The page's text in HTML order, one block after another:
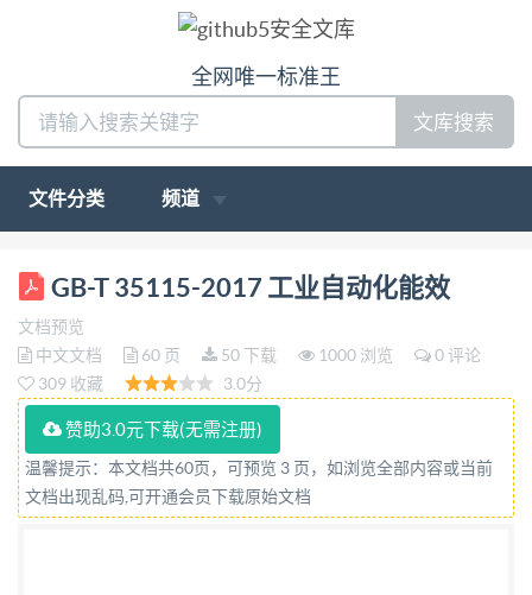
全网唯一标准王
文库搜索
文件分类 频道
ICS 25.040 GB N 10 中华人民共和国国家标准
GB/T35115—2017/IEC/TR62837:2013 工业自动化
能效 Energy efficiency through automation systems
（IEC/TR62837:2013,IDT) 2017-12-29发布 2018-07-
01实施 中华人民共和国国家质量监督检验检疫总局
发布 中国国家标准化管理委员会 中华人民共 和 国 国
家标准 工业自动化能效 GB/T35115—
2017/IEC/TR628372013 * 中国标准出版社出版发行
GB-T 35115-2017 工业自动化能效
文档预览
中文文档
60 页 50 下载 1000 浏览
0 评论
309 收藏
3.0分
赞助3.0元下载(无需注册)
温馨提示：本文档共60页，可预览 3 页，如浏览全部内容或当前
文档出现乱码,可开通会员下载原始文档